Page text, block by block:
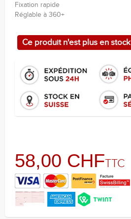
Fixation rapide
Réglable à 360+
Ce produit n'est plus en stock
58,00 CHFTTC